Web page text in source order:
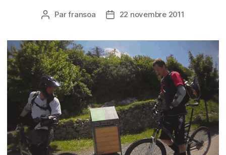
Auteur
Parfransoa
Date22 novembre 2011